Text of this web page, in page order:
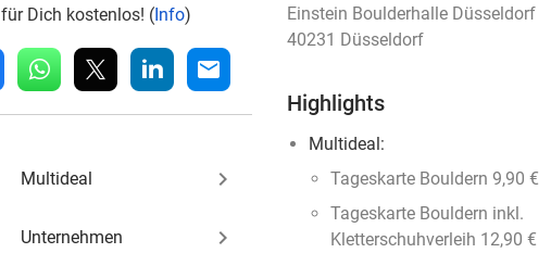
für Dich kostenlos! (Info)
whatsapp linkedin mail
Multideal keyboard_arrow_right
Unternehmen keyboard_arrow_right
Einstein Boulderhalle Düsseldorf
40231 Düsseldorf
Highlights
Multideal:
Tageskarte Bouldern 9,90 €
Tageskarte Bouldern inkl.
Kletterschuhverleih 12,90 €